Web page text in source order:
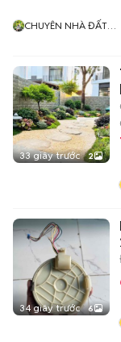
CHUYÊN NHÀ ĐẤT
33 giây trước 2
34 giây trước 6